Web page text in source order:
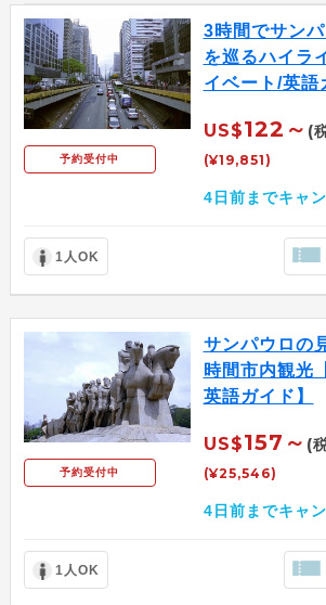
予約受付中
3時間でサン
を巡るハイラ
イベート/英語
US$122～ (
(¥19,851)
4日前までキャ
1人OK
予約受付中
サンパウロの
時間市内観光
英語ガイド】
US$157～ (
(¥25,546)
4日前までキャ
1人OK